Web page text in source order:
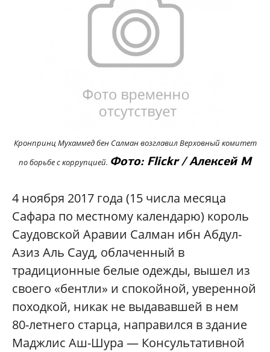
Кронпринц Мухаммед бен Салман возглавил Верховный комитет
по борьбе с коррупцией. Фото: Flickr / Алексей М
4 ноября 2017 года (15 числа месяца
Сафара по местному календарю) король
Саудовской Аравии Салман ибн Абдул-
Азиз Аль Сауд, облаченный в
традиционные белые одежды, вышел из
своего «бентли» и спокойной, уверенной
походкой, никак не выдававшей в нем
80-летнего старца, направился в здание
Маджлис Аш-Шура — Консультативной